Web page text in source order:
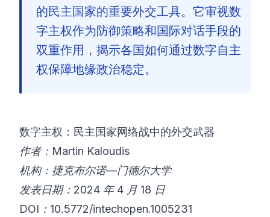
🇨🇳
©2026 8200 网络安全训练营
的民主国家的重要外交工具。它审视数
字主权作为防御策略和国际对话手段的
双重作用，揭示各国如何通过数字自主
权保障地缘政治稳定。
数字主权：民主国家网络战中的外交武器
作者：Martin Kaloudis
机构：捷克布尔诺—门德尔大学
发表日期：2024 年 4 月 18 日
DOI：10.5772/intechopen.1005231